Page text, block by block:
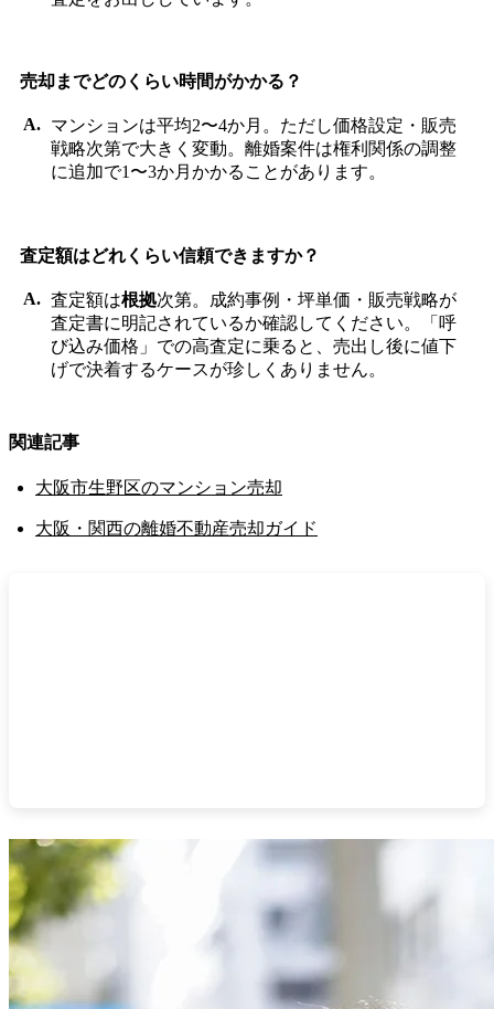
売却までどのくらい時間がかかる？
マンションは平均2〜4か月。ただし価格設定・販売
戦略次第で大きく変動。離婚案件は権利関係の調整
に追加で1〜3か月かかることがあります。
査定額はどれくらい信頼できますか？
査定額は根拠次第。成約事例・坪単価・販売戦略が
査定書に明記されているか確認してください。「呼
び込み価格」での高査定に乗ると、売出し後に値下
げで決着するケースが珍しくありません。
関連記事
大阪市生野区のマンション売却
大阪・関西の離婚不動産売却ガイド